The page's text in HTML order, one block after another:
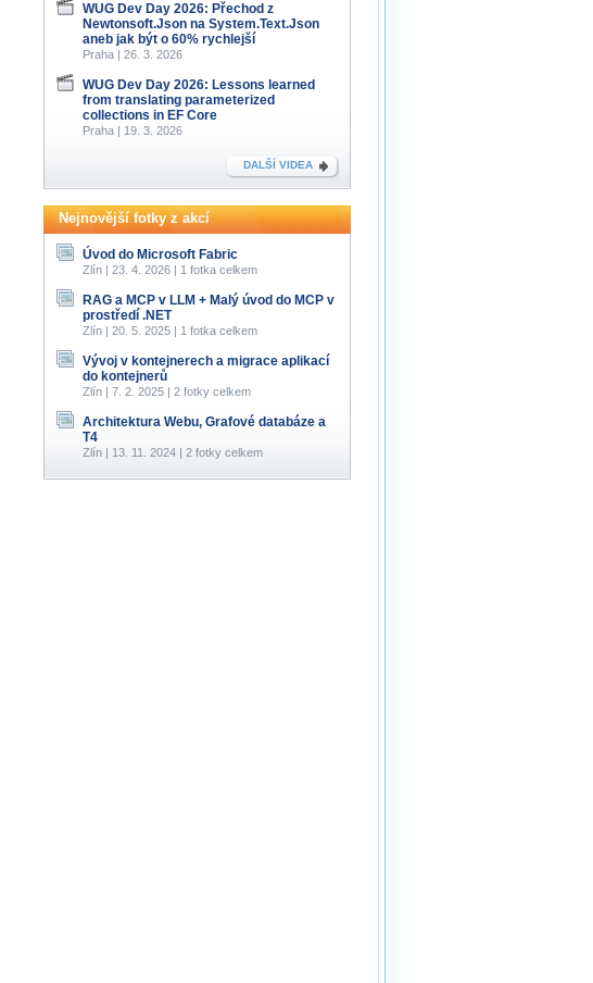
WUG Dev Day 2026: Přechod z
Newtonsoft.Json na System.Text.Json
aneb jak být o 60% rychlejší
Praha | 26. 3. 2026
WUG Dev Day 2026: Lessons learned
from translating parameterized
collections in EF Core
Praha | 19. 3. 2026
DALŠÍ VIDEA
Nejnovější fotky z akcí
Úvod do Microsoft Fabric
Zlín | 23. 4. 2026 | 1 fotka celkem
RAG a MCP v LLM + Malý úvod do MCP v
prostředí .NET
Zlín | 20. 5. 2025 | 1 fotka celkem
Vývoj v kontejnerech a migrace aplikací
do kontejnerů
Zlín | 7. 2. 2025 | 2 fotky celkem
Architektura Webu, Grafové databáze a
T4
Zlín | 13. 11. 2024 | 2 fotky celkem